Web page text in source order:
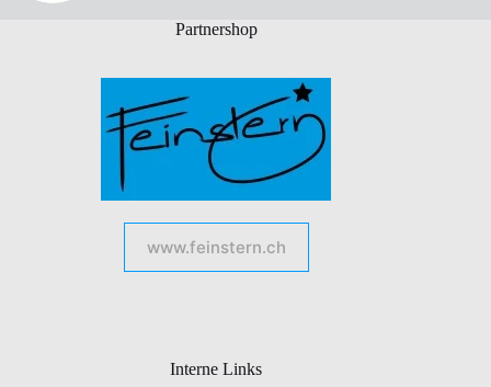
Partnershop
www.feinstern.ch
Interne Links